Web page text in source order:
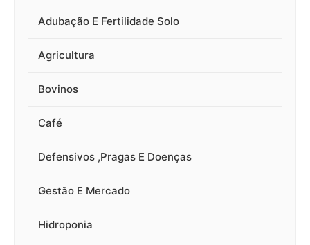
Adubação E Fertilidade Solo
Agricultura
Bovinos
Café
Defensivos ,Pragas E Doenças
Gestão E Mercado
Hidroponia